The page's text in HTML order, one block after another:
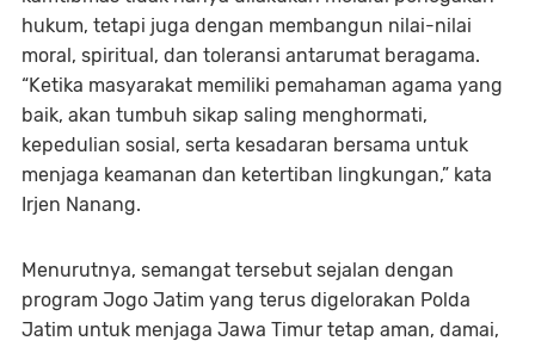
hukum, tetapi juga dengan membangun nilai-nilai
moral, spiritual, dan toleransi antarumat beragama.
“Ketika masyarakat memiliki pemahaman agama yang
baik, akan tumbuh sikap saling menghormati,
kepedulian sosial, serta kesadaran bersama untuk
menjaga keamanan dan ketertiban lingkungan,” kata
Irjen Nanang.
Menurutnya, semangat tersebut sejalan dengan
program Jogo Jatim yang terus digelorakan Polda
Jatim untuk menjaga Jawa Timur tetap aman, damai,